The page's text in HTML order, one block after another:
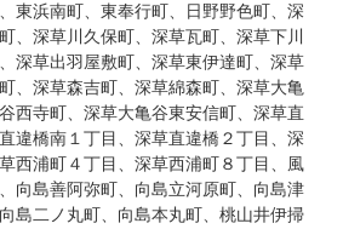
東浜南町、東奉行町、日野野色町、深
、深草川久保町、深草瓦町、深草下川
深草出羽屋敷町、深草東伊達町、深草
、深草森吉町、深草綿森町、深草大亀
西寺町、深草大亀谷東安信町、深草直
違橋南１丁目、深草直違橋２丁目、深
西浦町４丁目、深草西浦町８丁目、風
向島善阿弥町、向島立河原町、向島津
島二ノ丸町、向島本丸町、桃山井伊掃